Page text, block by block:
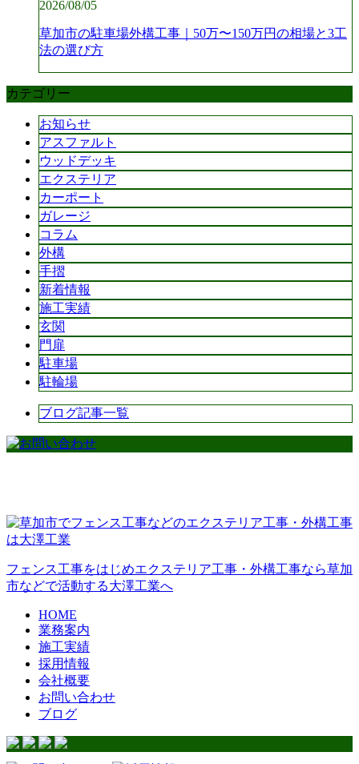
2026/08/05
草加市の駐車場外構工事｜50万〜150万円の相場と3工
法の選び方
カテゴリー
お知らせ
アスファルト
ウッドデッキ
エクステリア
カーポート
ガレージ
コラム
外構
手摺
新着情報
施工実績
玄関
門扉
駐車場
駐輪場
ブログ記事一覧
フェンス工事をはじめエクステリア工事・外構工事なら草加
市などで活動する大澤工業へ
HOME
業務案内
施工実績
採用情報
会社概要
お問い合わせ
ブログ